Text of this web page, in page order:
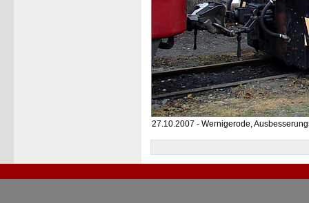
27.10.2007 - Wernigerode,